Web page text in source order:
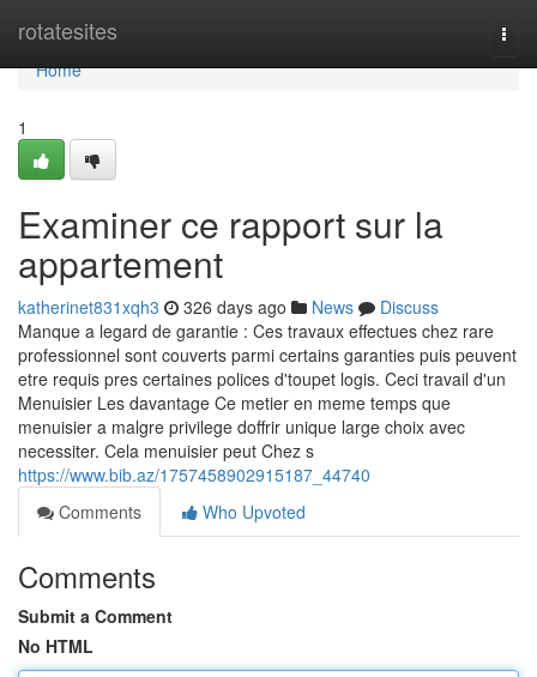
rotatesites
Home
Home
1
Examiner ce rapport sur la
appartement
katherinet831xqh3 326 days ago News
Discuss
Manque a legard de garantie : Ces travaux effectues chez rare
professionnel sont couverts parmi certains garanties puis peuvent
etre requis pres certaines polices d'toupet logis. Ceci travail d'un
Menuisier Les davantage Ce metier en meme temps que
menuisier a malgre privilege doffrir unique large choix avec
necessiter. Cela menuisier peut Chez s
https://www.bib.az/1757458902915187_44740
Comments
Who Upvoted
Comments
Submit a Comment
No HTML